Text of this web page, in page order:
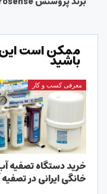
ممکن است
باشید
معرفی کسب و کار
خرید دستگاه تصفیه
خانگی ایرانی در